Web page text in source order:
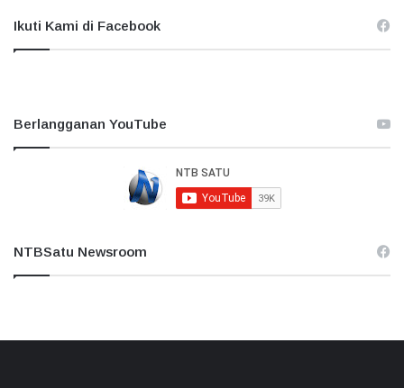
Ikuti Kami di Facebook
Berlangganan YouTube
NTBSatu Newsroom